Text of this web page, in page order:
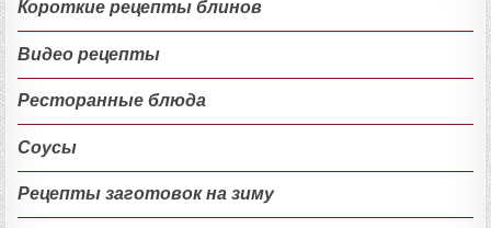
Короткие рецепты блинов
Видео рецепты
Ресторанные блюда
Соусы
Рецепты заготовок на зиму